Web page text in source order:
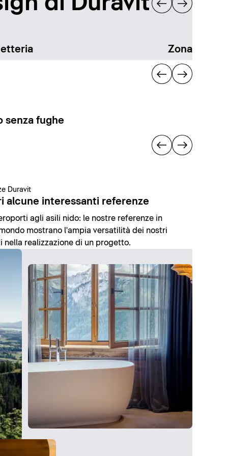
Zona doccia
senza fughe
Duravit
alcune interessanti referenze
agli asili nido: le nostre referenze in
mostrano l'ampia versatilità dei nostri
nella realizzazione di un progetto.